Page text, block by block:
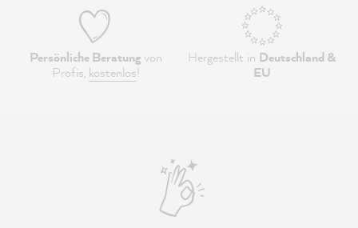
Persönliche Beratungvon
Profis, kostenlos!
Hergestellt in Deutschland &
EU